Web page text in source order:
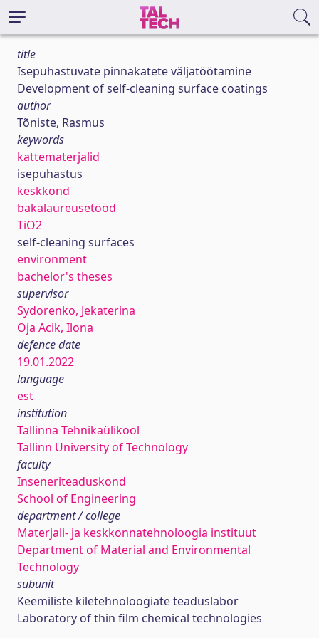
title
Isepuhastuvate pinnakatete väljatöötamine
Development of self-cleaning surface coatings
author
Tõniste, Rasmus
keywords
kattematerjalid
isepuhastus
keskkond
bakalaureusetööd
TiO2
self-cleaning surfaces
environment
bachelor's theses
supervisor
Sydorenko, Jekaterina
Oja Acik, Ilona
defence date
19.01.2022
language
est
institution
Tallinna Tehnikaülikool
Tallinn University of Technology
faculty
Inseneriteaduskond
School of Engineering
department / college
Materjali- ja keskkonnatehnoloogia instituut
Department of Material and Environmental
Technology
subunit
Keemiliste kiletehnoloogiate teaduslabor
Laboratory of thin film chemical technologies